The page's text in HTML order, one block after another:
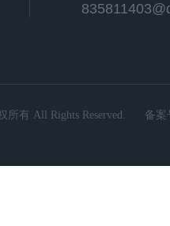
有 All Rights Reserved. 备案